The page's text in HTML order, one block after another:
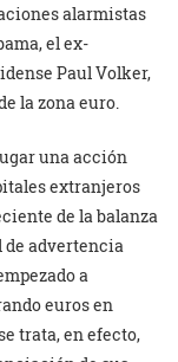
alarmistas
el ex-
Paul Volker,
la zona euro.
una acción
extranjeros
de la balanza
de advertencia
a
euros en
trata, en efecto,